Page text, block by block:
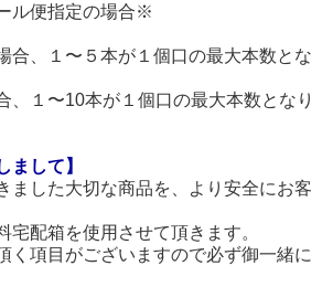
ル便指定の場合※
合、１〜５本が１個口の最大本数とな
、１〜10本が１個口の最大本数となり
まして】
ました大切な商品を、より安全にお客
宅配箱を使用させて頂きます。
く項目がございますので必ず御一緒に